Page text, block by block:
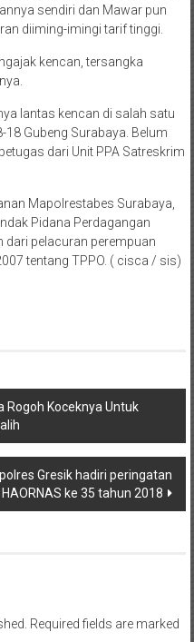
sendiri dan Mawar pun
diiming-imingi tarif tinggi.
kencan, tersangka
lantas kencan di salah satu
18 Gubeng Surabaya. Belum
dari Unit PPA Satreskrim
Mapolrestabes Surabaya,
Pidana Perdagangan
dari pelacuran perempuan
tentang TPPO. ( cisca / sis)
Rogoh Koceknya Untuk
Gresik hadiri peringatan
HAORNAS ke 35 tahun 2018
Required fields are marked